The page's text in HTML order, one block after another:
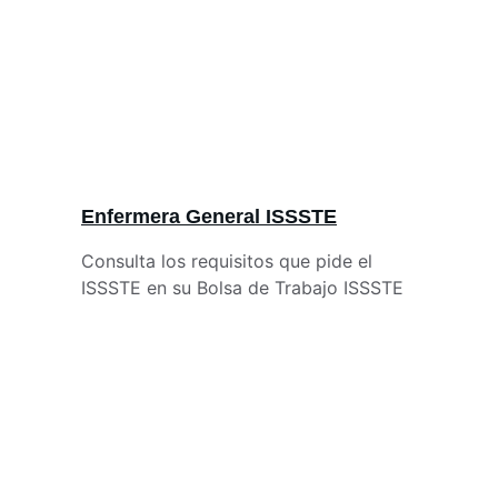
Enfermera General ISSSTE
Consulta los requisitos que pide el
ISSSTE en su Bolsa de Trabajo ISSSTE